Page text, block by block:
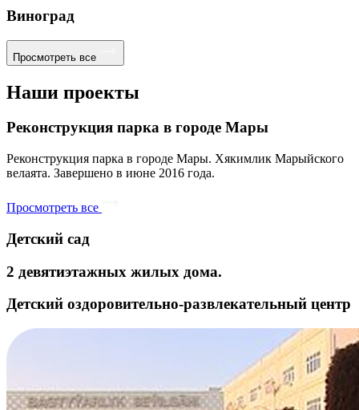
Виноград
Просмотреть все
Наши проекты
Реконструкция парка в городе Мары
Реконструкция парка в городе Мары. Хякимлик Марыйского
велаята. Завершено в июне 2016 года.
Просмотреть все
Детский сад
2 девятиэтажных жилых дома.
Детский оздоровительно-развлекательный центр